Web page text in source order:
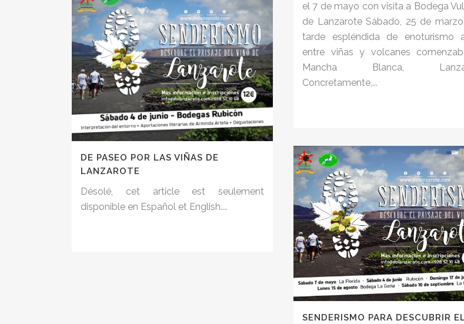
el 7 de mayo con visita a Bodega
de Lanzarote Sábado, 25 de
tarde espléndida de enoturismo
entre viñas y volcanes
Mancha Blanca,
Concretamente,...
DE PASEO POR LAS VIÑAS DE
LANZAROTE
Désolé, cet article est seulement
disponible en Español et English....
SENDERISMO PARA DESCUBRIR